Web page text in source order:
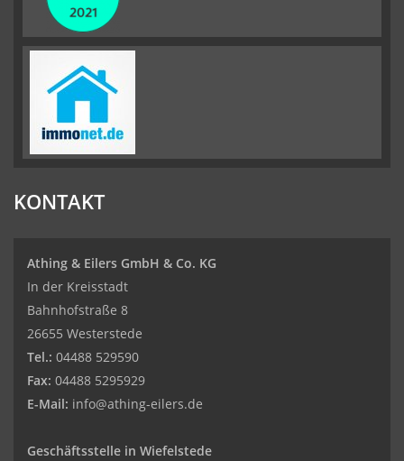
KONTAKT
Athing & Eilers GmbH & Co. KG
In der Kreisstadt
Bahnhofstraße 8
26655 Westerstede
Tel.: 04488 529590
Fax: 04488 5295929
E-Mail: info@athing-eilers.de
Geschäftsstelle in Wiefelstede